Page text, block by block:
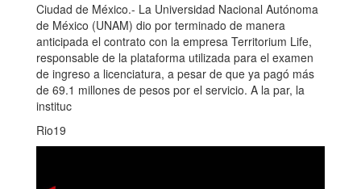
Ciudad de México.- La Universidad Nacional Autónoma
de México (UNAM) dio por terminado de manera
anticipada el contrato con la empresa Territorium Life,
responsable de la plataforma utilizada para el examen
de ingreso a licenciatura, a pesar de que ya pagó más
de 69.1 millones de pesos por el servicio. A la par, la
instituc
Rio19